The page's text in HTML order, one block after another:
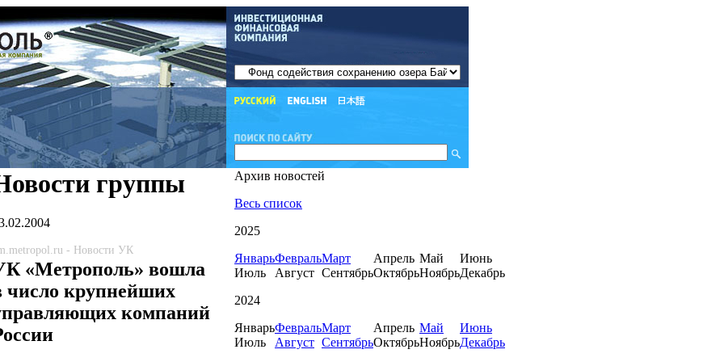
группы
- Новости УК
«Метрополь» вошла
число крупнейших
компаний
Архив новостей
Весь список
2025
ЯнварьФевральМарт Апрель Май
Июнь
Июль
Август СентябрьОктябрьНоябрьДекабрь
2024
ЯнварьФевральМарт Апрель Май
Июнь
Июль
Август СентябрьОктябрьНоябрьДекабрь